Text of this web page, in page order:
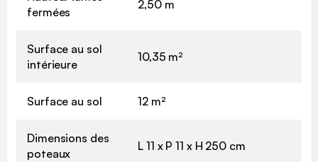
fermées
2,50 m
Surface au sol
intérieure
10,35 m²
Surface au sol 12 m²
Dimensions des
poteaux
L 11 x P 11 x H 250 cm